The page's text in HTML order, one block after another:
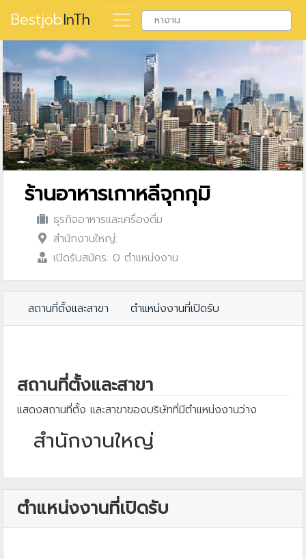
BestjobInTh
ร้านอาหารเกาหลีจุกกุมิ
ธุรกิจอาหารและเครื่องดื่ม
สำนักงานใหญ่:
เปิดรับสมัคร: 0 ตำแหน่งงาน
สถานที่ตั้งและสาขา ตำแหน่งงานที่เปิดรับ
สถานที่ตั้งและสาขา
แสดงสถานที่ตั้ง และสาขาของบริษัทที่มีตำแหน่งงานว่าง
สำนักงานใหญ่
ตำแหน่งงานที่เปิดรับ